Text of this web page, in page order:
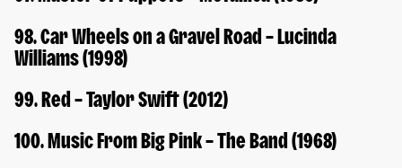
98. Car Wheels on a Gravel Road – Lucinda
Williams (1998)
99. Red – Taylor Swift (2012)
100. Music From Big Pink – The Band (1968)